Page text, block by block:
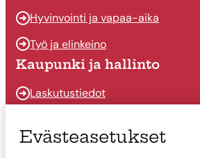
Hyvinvointi ja vapaa-aika
Työ ja elinkeino
Kaupunki ja hallinto
Laskutustiedot
Päätöksenteko
Evästeasetukset